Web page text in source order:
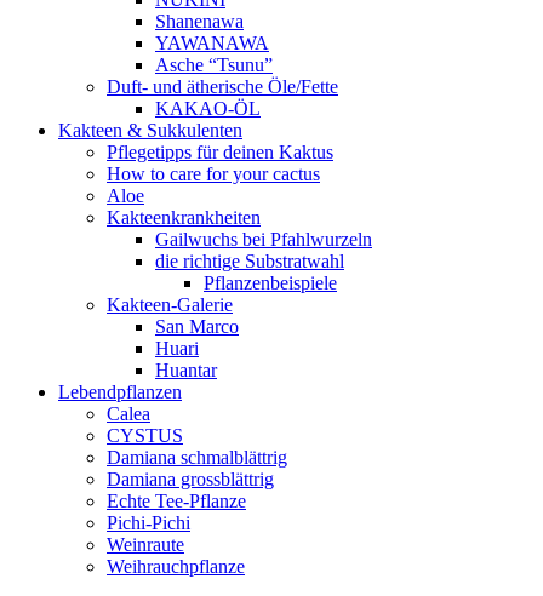
Shanenawa
YAWANAWA
Asche “Tsunu”
Duft- und ätherische Öle/Fette
KAKAO-ÖL
Kakteen & Sukkulenten
Pflegetipps für deinen Kaktus
How to care for your cactus
Aloe
Kakteenkrankheiten
Gailwuchs bei Pfahlwurzeln
die richtige Substratwahl
Pflanzenbeispiele
Kakteen-Galerie
San Marco
Huari
Huantar
Lebendpflanzen
Calea
CYSTUS
Damiana schmalblättrig
Damiana grossblättrig
Echte Tee-Pflanze
Pichi-Pichi
Weinraute
Weihrauchpflanze